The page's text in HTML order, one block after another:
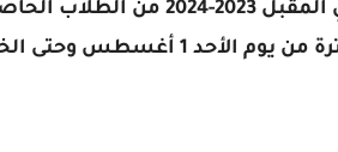
أكدت وزارة الداخلية أن فتح باب التقديم للالتحاق